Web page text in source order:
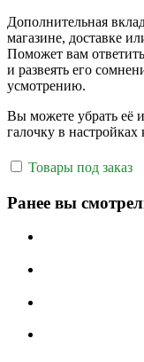
Дополнительная
магазине, доставке
Поможет вам
и развеять его
усмотрению.
Вы можете убрать её
галочку в
Товары под заказ
Ранее вы